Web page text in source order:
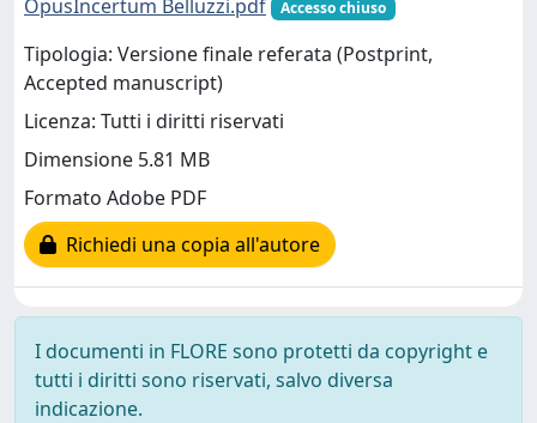
OpusIncertum Belluzzi.pdf
Accesso chiuso
Tipologia: Versione finale referata (Postprint,
Accepted manuscript)
Licenza: Tutti i diritti riservati
Dimensione 5.81 MB
Formato Adobe PDF
Richiedi una copia all'autore
I documenti in FLORE sono protetti da copyright e
tutti i diritti sono riservati, salvo diversa
indicazione.